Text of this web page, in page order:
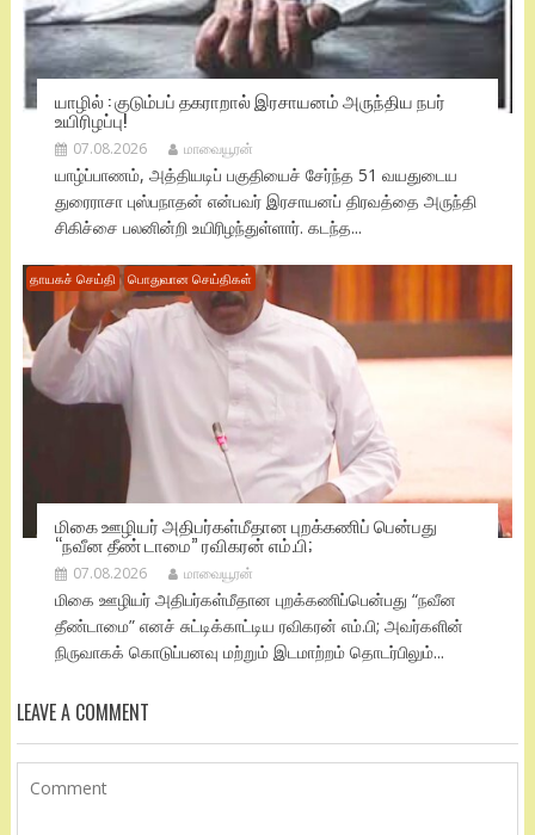
யாழில் : குடும்பப் தகராறால் இரசாயனம் அருந்திய நபர்
உயிரிழப்பு!
07.08.2026 மாவையூரன்
யாழ்ப்பாணம், அத்தியடிப் பகுதியைச் சேர்ந்த 51 வயதுடைய
துரைராசா புஸ்பநாதன் என்பவர் இரசாயனப் திரவத்தை அருந்தி
சிகிச்சை பலனின்றி உயிரிழந்துள்ளார். கடந்த...
தாயகச் செய்தி பொதுவான செய்திகள்
மிகை ஊழியர் அதிபர்கள்மீதான புறக்கணிப் பென்பது
“நவீன தீண் டாமை” ரவிகரன் எம்.பி;
07.08.2026 மாவையூரன்
மிகை ஊழியர் அதிபர்கள்மீதான புறக்கணிப்பென்பது “நவீன
தீண்டாமை” எனச் சுட்டிக்காட்டிய ரவிகரன் எம்.பி; அவர்களின்
நிருவாகக் கொடுப்பனவு மற்றும் இடமாற்றம் தொடர்பிலும்...
LEAVE A COMMENT